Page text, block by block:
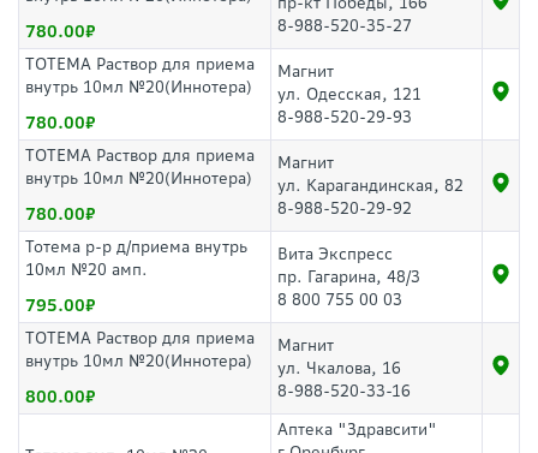
780.00
8-988-520-35-27
ТОТЕМА Раствор для приема
внутрь 10мл №20(Иннотера)
780.00
Магнит
ул. Одесская, 121
8-988-520-29-93
ТОТЕМА Раствор для приема
внутрь 10мл №20(Иннотера)
780.00
Магнит
ул. Карагандинская, 82
8-988-520-29-92
Тотема р-р д/приема внутрь
10мл №20 амп.
795.00
Вита Экспресс
пр. Гагарина, 48/3
8 800 755 00 03
ТОТЕМА Раствор для приема
внутрь 10мл №20(Иннотера)
800.00
Магнит
ул. Чкалова, 16
8-988-520-33-16
Аптека "Здравсити"